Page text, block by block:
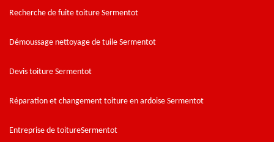
Recherche de fuite toiture Sermentot
Démoussage nettoyage de tuile Sermentot
Devis toiture Sermentot
Réparation et changement toiture en ardoise Sermentot
Entreprise de toitureSermentot